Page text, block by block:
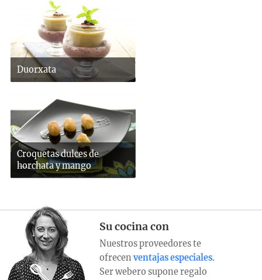
Duorxata
Croquetas dulces de
horchata y mango
Su cocina con
Nuestros proveedores te
ofrecen ventajas especiales.
Ser webero supone regalo